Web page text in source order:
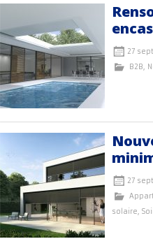
27
B2B,
27
solaire,